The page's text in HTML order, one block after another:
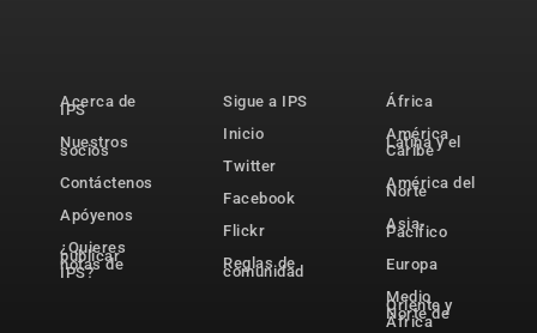
Acerca de
IPS
Nuestros
socios
Contáctenos
Apóyenos
¿Quieres
publicar
notas de
IPS?
Sigue a IPS
Inicio
Twitter
Facebook
Flickr
Reglas de
comunidad
África
América
Latina y el
Caribe
América del
Norte
Asia-
Pacífico
Europa
Medio
Oriente y
Norte de
África